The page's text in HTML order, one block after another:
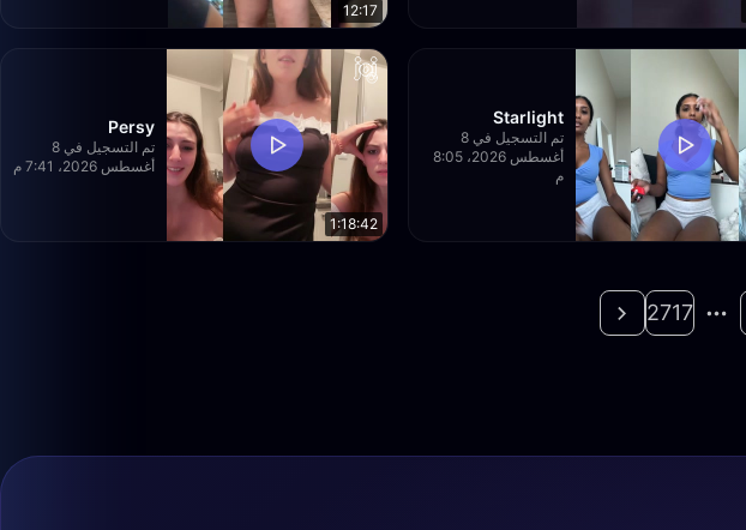
12:17
Starlight
تم التسجيل في 8
أغسطس 2026، 8:05
م
1:18:42
Persy
تم التسجيل في 8
أغسطس 2026، 7:41 م
2717